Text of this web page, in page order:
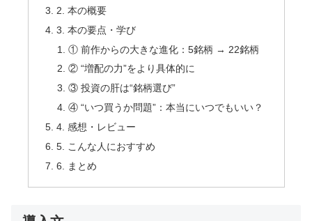
2. 本の概要
3. 本の要点・学び
① 前作からの大きな進化：5銘柄 → 22銘柄
② “増配の力”をより具体的に
③ 投資の肝は“銘柄選び”
④ “いつ買うか問題”：本当にいつでもいい？
4. 感想・レビュー
5. こんな人におすすめ
6. まとめ